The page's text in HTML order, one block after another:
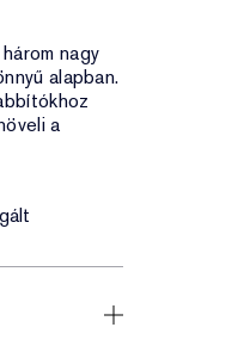
nagy
alapban.
a